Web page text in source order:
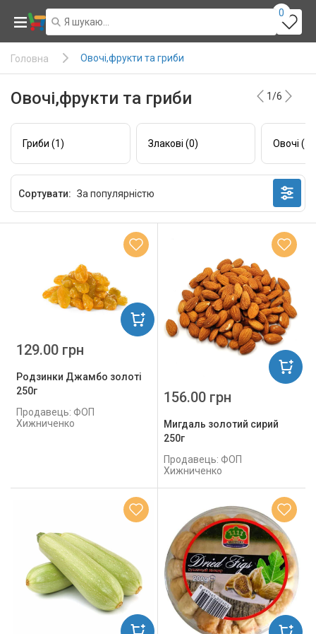
0
Головна Овочі,фрукти та гриби
Овочі,фрукти та гриби 1/6
Гриби (1) Злакові (0) Овочі
Сортувати:
Родзинки Джамбо золоті
250г
Продавець: ФОП
Хижниченко
129.00 грн
Мигдаль золотий сирий
250г
Продавець: ФОП
Хижниченко
156.00 грн